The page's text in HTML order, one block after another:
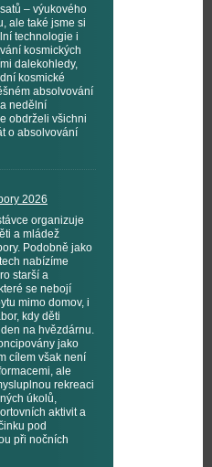
– výukového
ale také jsme si
technologie i
kosmických
dalekohledy,
kosmické
absolvování
nedělní
obdrželi všichni
o absolvování
2026
organizuje
a mládež
Podobně jako
nabízíme
starší a
se nebojí
mimo domov, i
kdy děti
na hvězdárnu.
jako
cílem však není
ale
rekreaci
úkolů,
aktivit a
pod
při nočních